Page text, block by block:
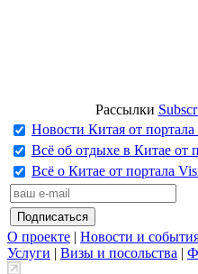
Рассылки
Новости Китая от
Всё об отдыхе в Китае от
Всё о Китае от портала
О проекте | Новости и
Услуги | Визы и посольства |